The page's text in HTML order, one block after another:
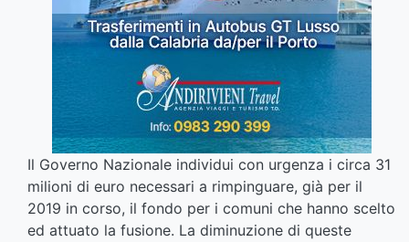
Il Governo Nazionale individui con urgenza i circa 31
milioni di euro necessari a rimpinguare, già per il
2019 in corso, il fondo per i comuni che hanno scelto
ed attuato la fusione. La diminuzione di queste